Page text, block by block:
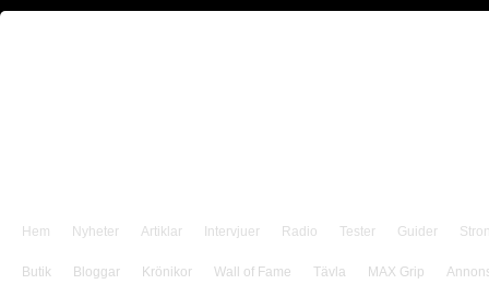
Hem Nyheter Artiklar Intervjuer Radio Tester Guider
Butik Bloggar Krönikor Wall of Fame Tävla MAX Grip